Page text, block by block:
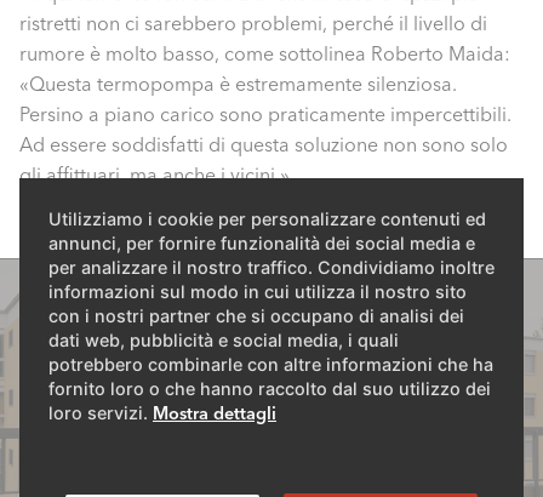
Utilizziamo i cookie per personalizzare contenuti ed
annunci, per fornire funzionalità dei social media e
per analizzare il nostro traffico. Condividiamo inoltre
informazioni sul modo in cui utilizza il nostro sito
con i nostri partner che si occupano di analisi dei
dati web, pubblicità e social media, i quali
potrebbero combinarle con altre informazioni che ha
fornito loro o che hanno raccolto dal suo utilizzo dei
loro servizi. Mostra dettagli
ristretti non ci sarebbero problemi, perché il livello di
rumore è molto basso, come sottolinea Roberto Maida:
«Questa termopompa è estremamente silenziosa.
Persino a piano carico sono praticamente impercettibili.
Ad essere soddisfatti di questa soluzione non sono solo
gli affittuari, ma anche i vicini.»